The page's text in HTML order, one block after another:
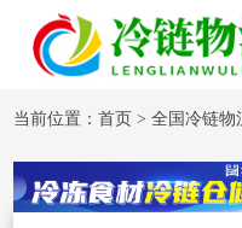
当前位置：首页 >全国冷链物流